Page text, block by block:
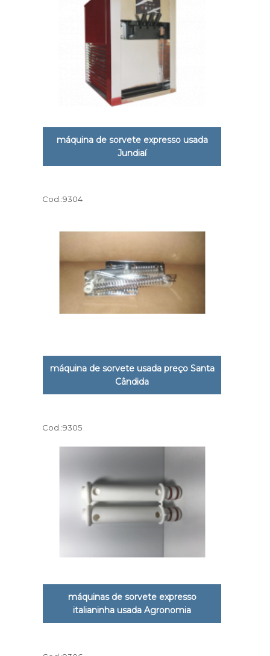
máquina de sorvete expresso usada
Jundiaí
Cod.:9304
máquina de sorvete usada preço Santa
Cândida
Cod.:9305
máquinas de sorvete expresso
italianinha usada Agronomia